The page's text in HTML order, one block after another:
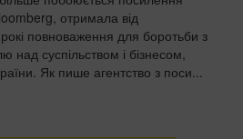
отримала від
повноваження для боротьби з
над суспільством і бізнесом,
Як пише агентство з поси...